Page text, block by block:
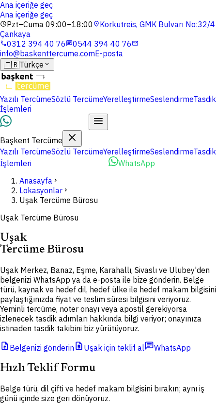
Ana içeriğe geç
Ana içeriğe geç
schedulePzt–Cuma 09:00–18:00 location_onKorkutreis, GMK Bulvarı No:32/4
Çankaya
phone0312 394 40 76chat0544 394 40 76mail
info@baskenttercume.comE-posta
🇹🇷Türkçe expand_more
Yazılı TercümeSözlü TercümeYerelleştirmeSeslendirmeTasdik
İşlemleri
Başkent Tercüme
Yazılı TercümeSözlü TercümeYerelleştirmeSeslendirmeTasdik
İşlemleri
WhatsApp
Anasayfa chevron_right
Lokasyonlar chevron_right
Uşak Tercüme Bürosu
Uşak Tercüme Bürosu
Uşak
Tercüme Bürosu
Uşak Merkez, Banaz, Eşme, Karahallı, Sivaslı ve Ulubey'den
belgenizi WhatsApp ya da e-posta ile bize gönderin. Belge
türü, kaynak ve hedef dil, hedef ülke ile hedef makam bilgisini
paylaştığınızda fiyat ve teslim süresi bilgisini veriyoruz.
Yeminli tercüme, noter onayı veya apostil gerekiyorsa
izlenecek tasdik adımları hakkında bilgi veriyor; onayınıza
istinaden tasdik takibini biz yürütüyoruz.
upload_file Belgenizi gönderinrequest_quote Uşak için teklif alchatWhatsApp
Hızlı Teklif Formu
Belge türü, dil çifti ve hedef makam bilgisini bırakın; aynı iş
günü içinde size geri dönüyoruz.